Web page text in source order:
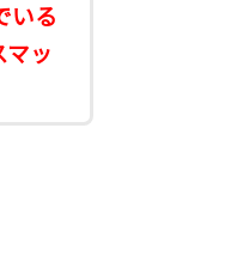
いる
マッ